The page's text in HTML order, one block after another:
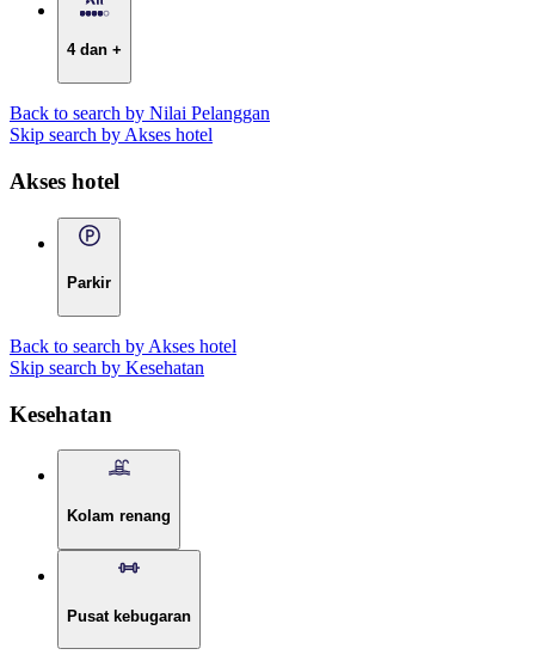
4 dan +
Back to search by Nilai Pelanggan
Skip search by Akses hotel
Akses hotel
Parkir
Back to search by Akses hotel
Skip search by Kesehatan
Kesehatan
Kolam renang
Pusat kebugaran